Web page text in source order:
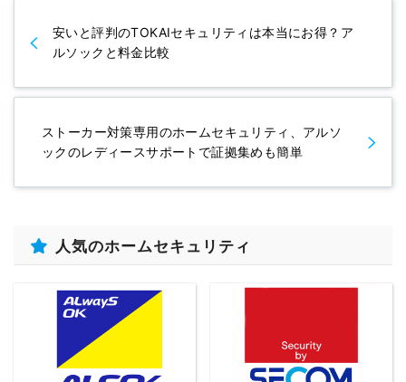
安いと評判のTOKAIセキュリティは本当にお得？ア
ルソックと料金比較
ストーカー対策専用のホームセキュリティ、アルソ
ックのレディースサポートで証拠集めも簡単
人気のホームセキュリティ